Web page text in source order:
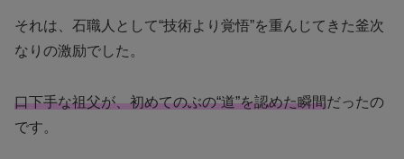
それは、石職人として“技術より覚悟”を重んじてきた釜次
なりの激励でした。
口下手な祖父が、初めてのぶの“道”を認めた瞬間だったの
です。